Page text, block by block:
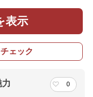
表示
ェック
0